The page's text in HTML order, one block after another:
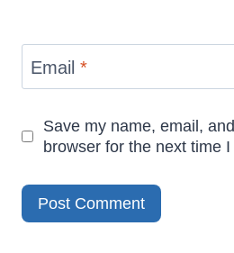
Email *
Save my name, email,
browser for the next time